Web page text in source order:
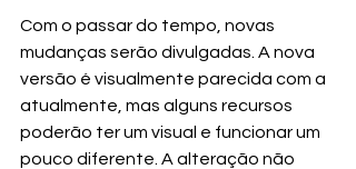
Com o passar do tempo, novas
mudanças serão divulgadas. A nova
versão é visualmente parecida com a
atualmente, mas alguns recursos
poderão ter um visual e funcionar um
pouco diferente. A alteração não